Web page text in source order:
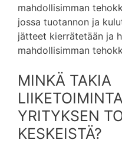
mahdollisimman
jossa tuotannon ja
jätteet kierrätetään ja
mahdollisimman
MINKÄ TAKIA
YRITYKSEN
KESKEISTÄ?